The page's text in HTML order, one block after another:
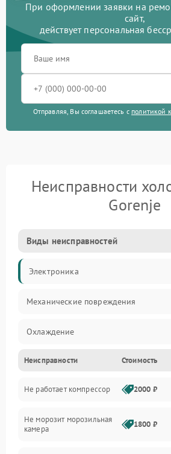
При оформлении заявки на
сайт,
действует персональная
Отправляя, Вы соглашаетесь с политикой
Неисправности
Gorenje
Виды неисправностей
Электроника
Механические повреждения
Охлаждение
Механика
Электропитание
Дренаж
Неисправности Стоимость
Не работает компрессор 2000 ₽
Не морозит морозильная
камера
1800 ₽